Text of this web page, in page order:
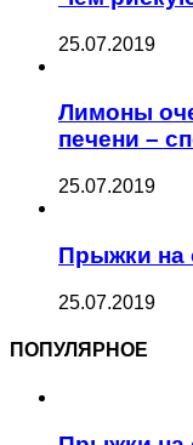
25.07.2019
Лимоны
печени –
25.07.2019
Прыжки на
25.07.2019
ПОПУЛЯРНОЕ